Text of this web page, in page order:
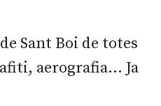
Sant Boi de totes
aerografia... Ja